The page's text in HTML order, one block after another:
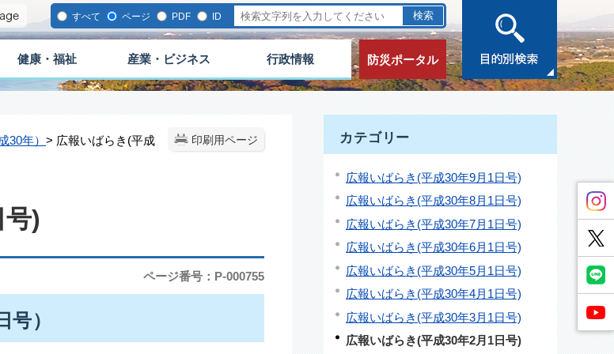
すべて ページ PDF ID
健康・福祉 産業・ビジネス 行政情報 防災ポータル
印刷用ページ
30年） > 広報いばらき(平成
)
ページ番号：P-000755
）
カテゴリー
広報いばらき(平成30年9月1日号)
広報いばらき(平成30年8月1日号)
広報いばらき(平成30年7月1日号)
広報いばらき(平成30年6月1日号)
広報いばらき(平成30年5月1日号)
広報いばらき(平成30年4月1日号)
広報いばらき(平成30年3月1日号)
広報いばらき(平成30年2月1日号)